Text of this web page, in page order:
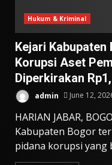
Hukum & Kriminal
Kejari Kabupaten
Korupsi Aset
Diperkirakan
admin June 12,
HARIAN JABAR,
Kabupaten Bogor
pidana korupsi yang